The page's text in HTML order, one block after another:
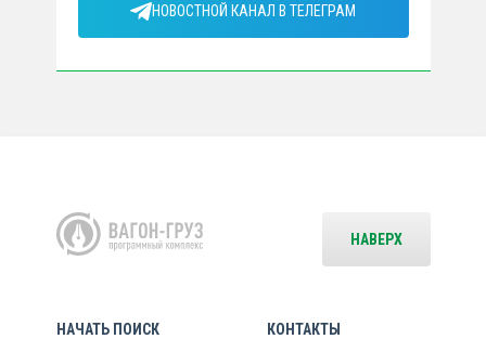
НОВОСТНОЙ КАНАЛ В ТЕЛЕГРАМ
НАЧАТЬ ПОИСК КОНТАКТЫ
НАВЕРХ